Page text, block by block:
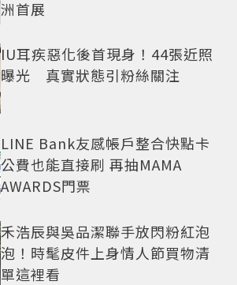
洲首展
IU耳疾惡化後首現身！44張近照
曝光 真實狀態引粉絲關注
LINE Bank友感帳戶整合快點卡
公費也能直接刷 再抽MAMA
AWARDS門票
禾浩辰與吳品潔聯手放閃粉紅泡
泡！時髦皮件上身情人節買物清
單這裡看